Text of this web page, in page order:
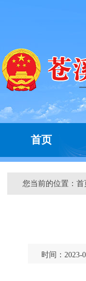
首页
您当前的位置： 首
时间：2023-